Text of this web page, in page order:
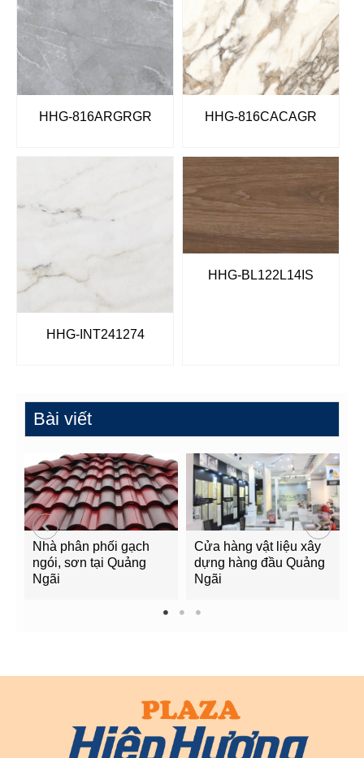
HHG-816ARGRGR HHG-816CACAGR
HHG-INT241274
HHG-BL122L14IS
Bài viết
Nhà phân phối gạch
ngói, sơn tại Quảng
Ngãi
Cửa hàng vật liệu xây
dựng hàng đầu Quảng
Ngãi
1 2 3